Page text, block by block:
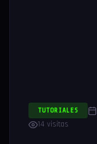
TUTORIALES
14 visitas